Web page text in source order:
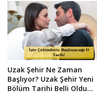
Uzak Şehir Ne Zaman
Başlıyor? Uzak Şehir Yeni
Bölüm Tarihi Belli Oldu